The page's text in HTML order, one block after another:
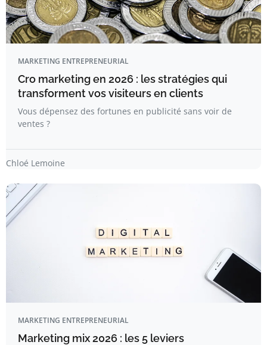
MARKETING ENTREPRENEURIAL
Cro marketing en 2026 : les stratégies qui
transforment vos visiteurs en clients
Vous dépensez des fortunes en publicité sans voir de
ventes ?
Chloé Lemoine
MARKETING ENTREPRENEURIAL
Marketing mix 2026 : les 5 leviers